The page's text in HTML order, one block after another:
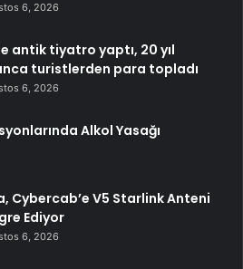
6, 2026
antik tiyatro yaptı, 20 yıl
turistlerden para topladı
6, 2026
Alkol Yasağı
Cybercab’e V5 Starlink Anteni
Ediyor
6, 2026